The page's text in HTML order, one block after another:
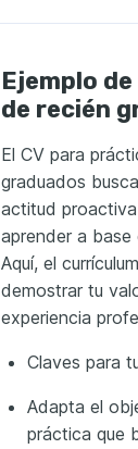
Ejemplo
de recién
El CV para
graduados
actitud
aprender a base
Aquí, el
demostrar tu
experiencia
Claves para
Adapta el
práctica que